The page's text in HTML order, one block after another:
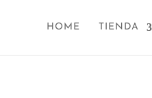
HOME TIENDA